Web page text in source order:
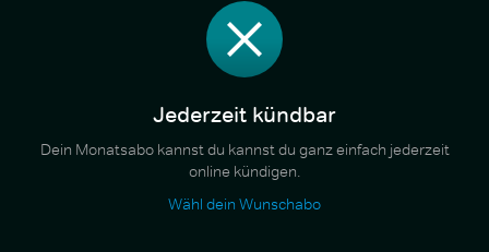
Jederzeit kündbar
Dein Monatsabo kannst du kannst du ganz einfach jederzeit
online kündigen.
Wähl dein Wunschabo